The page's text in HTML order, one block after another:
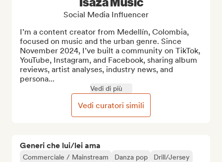
Generi che lui/lei ama
Commerciale / Mainstream Danza pop
Drill/Jersey
Social Media Influencer
I’m a content creator from Medellín, Colombia,
focused on music and the urban genre. Since
November 2024, I’ve built a community on TikTok,
YouTube, Instagram, and Facebook, sharing album
reviews, artist analyses, industry news, and
persona...
Vedi di più
Vedi curatori simili